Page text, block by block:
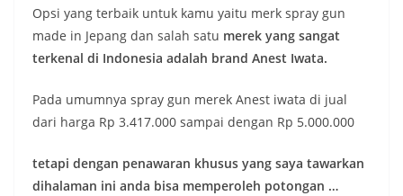
Opsi yang terbaik untuk kamu yaitu merk spray gun
made in Jepang dan salah satu merek yang sangat
terkenal di Indonesia adalah brand Anest Iwata.
Pada umumnya spray gun merek Anest iwata di jual
dari harga Rp 3.417.000 sampai dengan Rp 5.000.000
tetapi dengan penawaran khusus yang saya tawarkan
dihalaman ini anda bisa memperoleh potongan …